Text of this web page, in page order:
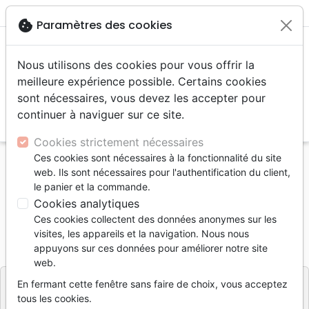
menu
Accueil Livres Romans Deuxième chance
Deuxième chance
Charles-André Geiser
Référence OLA2032 EAN 9782970120322
EditeurOLADIOS
cookie Paramètres des cookies
Nous utilisons des cookies pour vous offrir la
meilleure expérience possible. Certains cookies
sont nécessaires, vous devez les accepter pour
continuer à naviguer sur ce site.
Cookies strictement nécessaires
Ces cookies sont nécessaires à la fonctionnalité du site
web. Ils sont nécessaires pour l'authentification du client,
le panier et la commande.
Cookies analytiques
Ces cookies collectent des données anonymes sur les
visites, les appareils et la navigation. Nous nous
appuyons sur ces données pour améliorer notre site
web.
En fermant cette fenêtre sans faire de choix, vous acceptez
tous les cookies.